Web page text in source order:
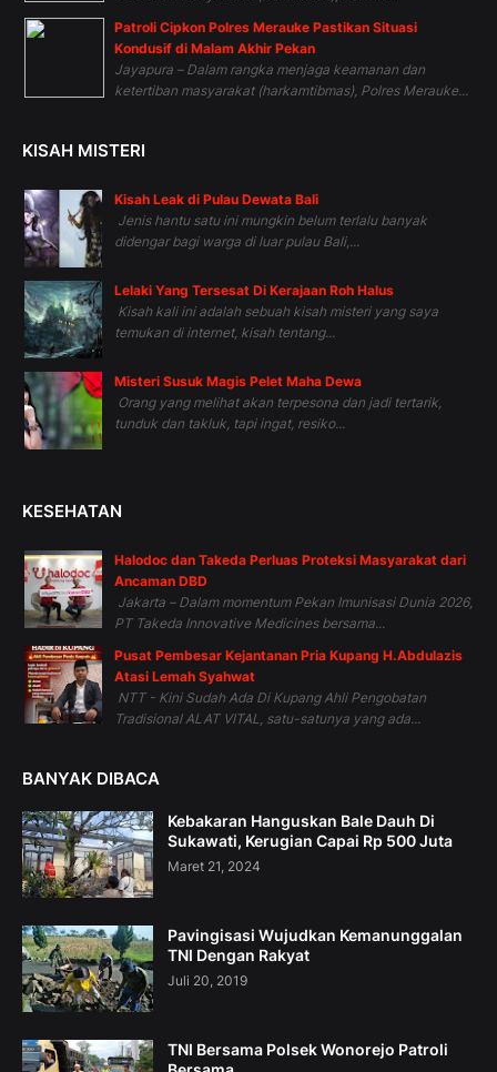
Patroli Cipkon Polres Merauke Pastikan Situasi
Kondusif di Malam Akhir Pekan
Jayapura – Dalam rangka menjaga keamanan dan
ketertiban masyarakat (harkamtibmas), Polres Merauke...
KISAH MISTERI
Kisah Leak di Pulau Dewata Bali
Jenis hantu satu ini mungkin belum terlalu banyak
didengar bagi warga di luar pulau Bali,...
Lelaki Yang Tersesat Di Kerajaan Roh Halus
Kisah kali ini adalah sebuah kisah misteri yang saya
temukan di internet, kisah tentang...
Misteri Susuk Magis Pelet Maha Dewa
Orang yang melihat akan terpesona dan jadi tertarik,
tunduk dan takluk, tapi ingat, resiko...
KESEHATAN
Halodoc dan Takeda Perluas Proteksi Masyarakat dari
Ancaman DBD
Jakarta – Dalam momentum Pekan Imunisasi Dunia 2026,
PT Takeda Innovative Medicines bersama...
Pusat Pembesar Kejantanan Pria Kupang H.Abdulazis
Atasi Lemah Syahwat
NTT - Kini Sudah Ada Di Kupang Ahli Pengobatan
Tradisional ALAT VITAL, satu-satunya yang ada...
BANYAK DIBACA
Kebakaran Hanguskan Bale Dauh Di
Sukawati, Kerugian Capai Rp 500 Juta
Maret 21, 2024
Pavingisasi Wujudkan Kemanunggalan
TNI Dengan Rakyat
Juli 20, 2019
TNI Bersama Polsek Wonorejo Patroli